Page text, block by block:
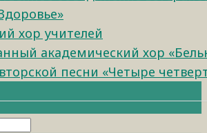
хор учителей
академический хор
песни «Четыре